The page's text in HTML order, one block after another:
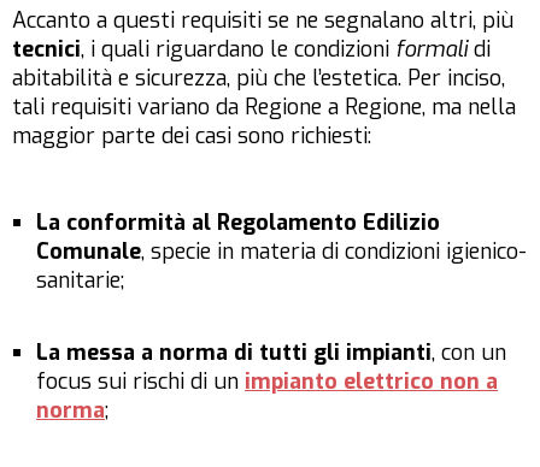
Accanto a questi requisiti se ne segnalano altri, più
tecnici, i quali riguardano le condizioni formalidi
abitabilità e sicurezza, più che l’estetica. Per inciso,
tali requisiti variano da Regione a Regione, ma nella
maggior parte dei casi sono richiesti:
La conformità al Regolamento Edilizio
Comunale, specie in materia di condizioni igienico-
sanitarie;
La messa a norma di tutti gli impianti, con un
focus sui rischi di un impianto elettrico non a
norma;